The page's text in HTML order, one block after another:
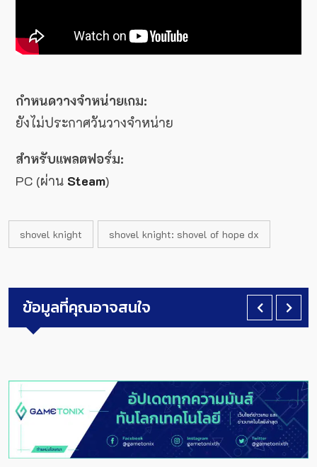
กำหนดวางจำหน่ายเกม:
ยังไม่ประกาศวันวางจำหน่าย
สำหรับแพลตฟอร์ม:
PC (ผ่าน Steam)
shovel knight shovel knight: shovel of hope dx
ข้อมูลที่คุณอาจสนใจ